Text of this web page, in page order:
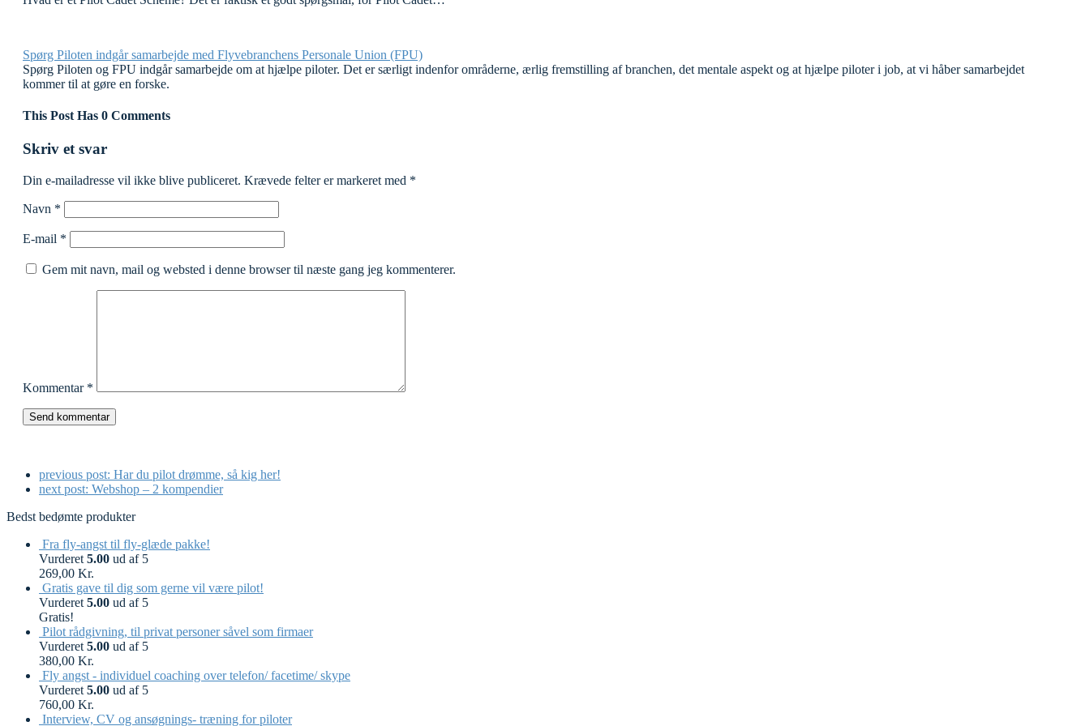
Spørg Piloten indgår samarbejde med Flyvebranchens Personale Union (FPU)
Spørg Piloten og FPU indgår samarbejde om at hjælpe piloter. Det er særligt indenfor områderne, ærlig fremstilling af branchen, det mentale aspekt og at hjælpe piloter i job, at vi håber samarbejdet
kommer til at gøre en forske.
This Post Has 0 Comments
Skriv et svar
Din e-mailadresse vil ikke blive publiceret. Krævede felter er markeret med *
Navn *
E-mail *
Gem mit navn, mail og websted i denne browser til næste gang jeg kommenterer.
Kommentar *
previous post: Har du pilot drømme, så kig her!
next post: Webshop – 2 kompendier
Bedst bedømte produkter
Fra fly-angst til fly-glæde pakke!
Vurderet 5.00 ud af 5
269,00 Kr.
Gratis gave til dig som gerne vil være pilot!
Vurderet 5.00 ud af 5
Gratis!
Pilot rådgivning, til privat personer såvel som firmaer
Vurderet 5.00 ud af 5
380,00 Kr.
Fly angst - individuel coaching over telefon/ facetime/ skype
Vurderet 5.00 ud af 5
760,00 Kr.
Interview, CV og ansøgnings- træning for piloter